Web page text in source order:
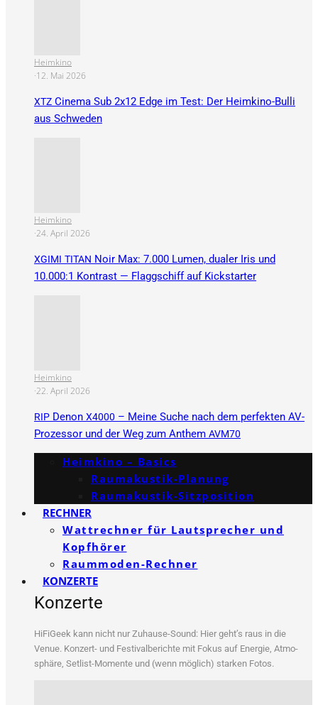
Heimkino
·12. Mai 2026
XTZ Cinema Sub 2x12 Edge im Test: Der Heimkino-Bulli
aus Schweden
Heimkino
·24. April 2026
XGIMI TITAN Noir Max: 7.000 Lumen, dualer Iris und
10.000:1 Kontrast — Flaggschiff auf Kickstarter
Heimkino
·22. April 2026
RIP Denon X4000 – Meine Suche nach dem perfekten AV-
Prozessor und der Weg zum Anthem AVM70
Heimkino – Basics
Raumakustik-Planung
Raumakustik-Sitzposition
RECHNER
Wattrechner für Lautsprecher und
Kopfhörer
Raummoden-Rechner
KONZERTE
Konzerte
HiFi­Ge­ek kann nicht nur Zuhau­se-Sound: Hier geht’s raus in die
Venue. Kon­zert- und Fes­ti­val­be­rich­te mit Fokus auf Ener­gie, Atmo­
sphä­re, Set­list-Momen­te und (wenn mög­lich) star­ken Fotos.